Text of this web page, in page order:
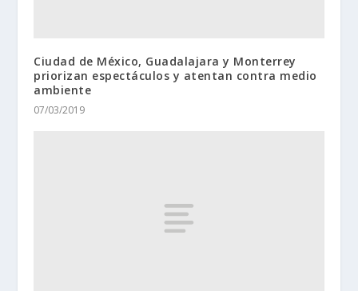
Ciudad de México, Guadalajara y Monterrey
priorizan espectáculos y atentan contra medio
ambiente
07/03/2019